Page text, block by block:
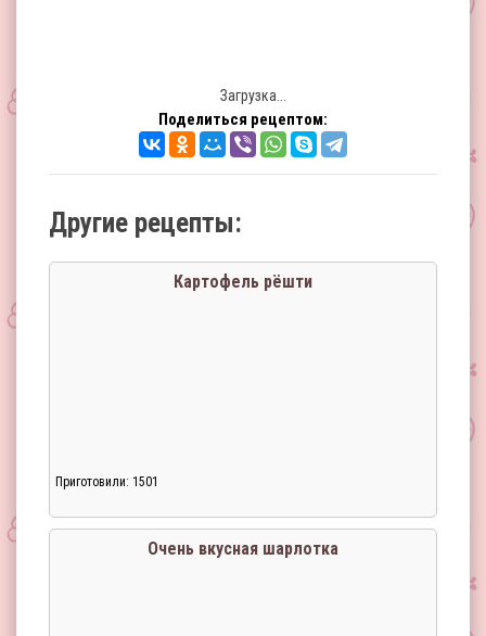
Загрузка...
Поделиться рецептом:
Другие рецепты:
Картофель рёшти
Приготовили: 1501
Очень вкусная шарлотка